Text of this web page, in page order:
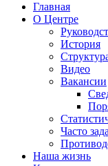
Главная
О Центре
История
Видео
Вакансии
Часто
Наша жизнь